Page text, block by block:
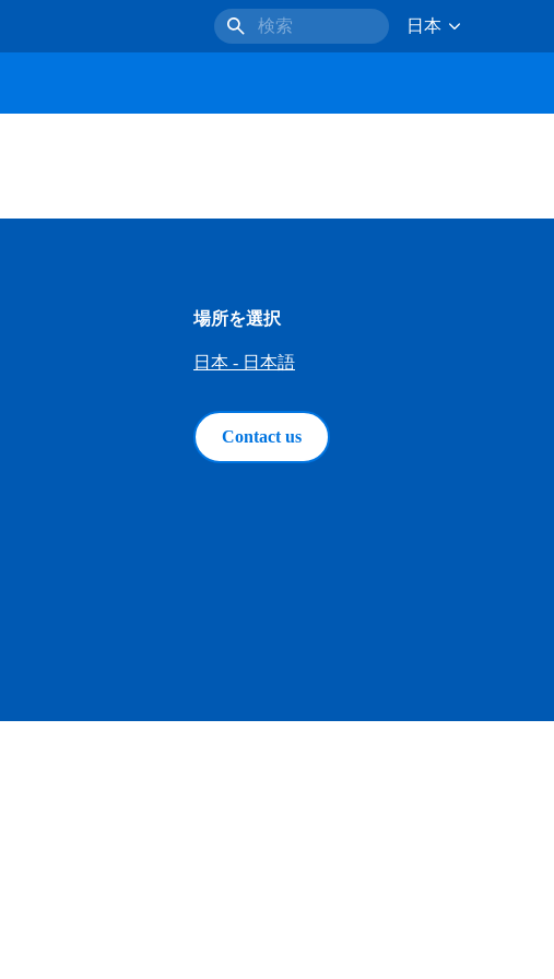
検索 日本
場所を選択
日本 - 日本語
Contact us